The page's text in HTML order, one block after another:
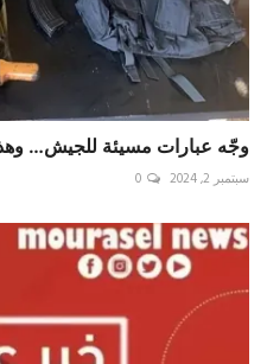
وجّه عبارات مسيئة للجيش…
سبتمبر 2, 2024 0